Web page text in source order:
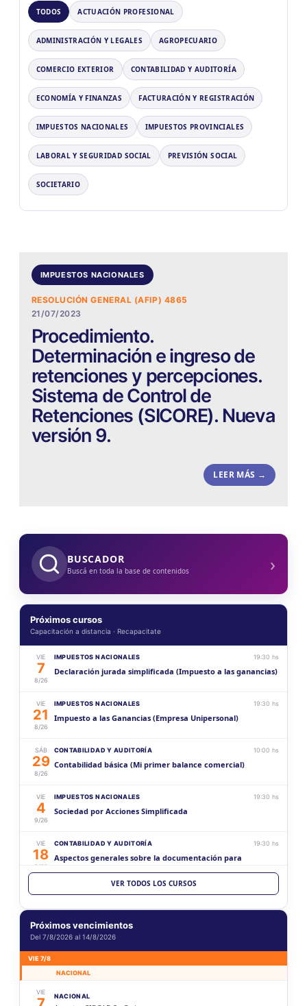
TODOS ACTUACIÓN PROFESIONAL
ADMINISTRACIÓN Y LEGALES AGROPECUARIO
COMERCIO EXTERIOR CONTABILIDAD Y AUDITORÍA
ECONOMÍA Y FINANZAS FACTURACIÓN Y REGISTRACIÓN
IMPUESTOS NACIONALES IMPUESTOS PROVINCIALES
LABORAL Y SEGURIDAD SOCIAL PREVISIÓN SOCIAL
SOCIETARIO
IMPUESTOS NACIONALES
RESOLUCIÓN GENERAL (AFIP) 4865
21/07/2023
Procedimiento.
Determinación e ingreso de
retenciones y percepciones.
Sistema de Control de
Retenciones (SICORE). Nueva
versión 9.
LEER MÁS →
BUSCADOR
Buscá en toda la base de contenidos ›
Próximos cursos
Capacitación a distancia · Recapacitate
VIE
7
8/26
IMPUESTOS NACIONALES 19:30 hs
Declaración jurada simplificada (Impuesto a las ganancias)
VIE
21
8/26
IMPUESTOS NACIONALES 19:30 hs
Impuesto a las Ganancias (Empresa Unipersonal)
SÁB
29
8/26
CONTABILIDAD Y AUDITORÍA 10:00 hs
Contabilidad básica (Mi primer balance comercial)
VIE
4
9/26
IMPUESTOS NACIONALES 19:30 hs
Sociedad por Acciones Simplificada
VIE
18
9/26
CONTABILIDAD Y AUDITORÍA 19:30 hs
Aspectos generales sobre la documentación para
sociedades
SÁB
19
9/26
CONTABILIDAD Y AUDITORÍA 10:00 hs
Contabilidad intermedia (Mi primer balance comercial)
2
10/26
SÁB
17
VER TODOS LOS CURSOS
Próximos vencimientos
Del 7/8/2026 al 14/8/2026
VIE 7/8
NACIONAL
VIE
NACIONAL